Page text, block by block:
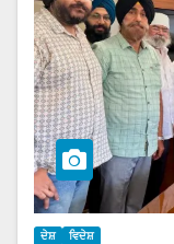
ਦੇਸ਼ ਵਿਦੇਸ਼